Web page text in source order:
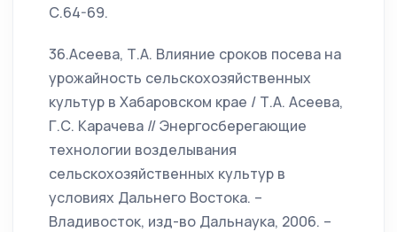
С.64-69.
36.Асеева, Т.А. Влияние сроков посева на
урожайность сельскохозяйственных
культур в Хабаровском крае / Т.А. Асеева,
Г.С. Карачева // Энергосберегающие
технологии возделывания
сельскохозяйственных культур в
условиях Дальнего Востока. –
Владивосток, изд-во Дальнаука, 2006. –